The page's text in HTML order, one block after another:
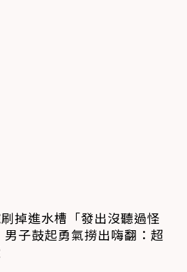
掉進水槽「發出沒聽過怪
男子鼓起勇氣撈出嗨翻：超